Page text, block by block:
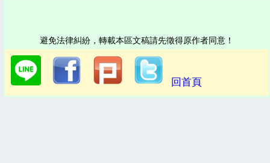
避免法律糾紛，轉載本區文稿請先徵得原作者同意！
回首頁